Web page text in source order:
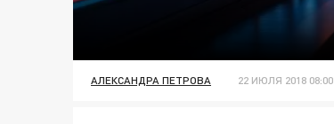
АЛЕКСАНДРА ПЕТРОВА 22 ИЮЛЯ 2018 08:00